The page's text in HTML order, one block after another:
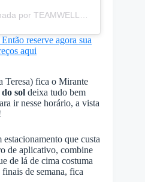
reserve agora sua
aqui
Teresa) fica o Mirante
sol deixa tudo bem
ir nesse horário, a vista
estacionamento que custa
de aplicativo, combine
de lá de cima costuma
de semana, fica